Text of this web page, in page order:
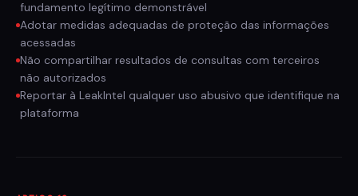
fundamento legítimo demonstrável
Adotar medidas adequadas de proteção das informações
acessadas
Não compartilhar resultados de consultas com terceiros
não autorizados
Reportar à LeakIntel qualquer uso abusivo que identifique na
plataforma